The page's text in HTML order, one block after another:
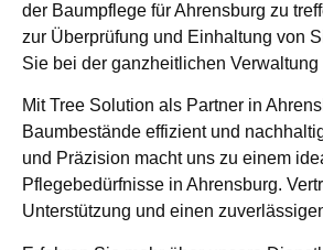
der Baumpflege für Ahrensburg zu
zur Überprüfung und Einhaltung von
Sie bei der ganzheitlichen
Mit Tree Solution als Partner in
Baumbestände effizient und
und Präzision macht uns zu einem
Pflegebedürfnisse in Ahrensburg.
Unterstützung und einen